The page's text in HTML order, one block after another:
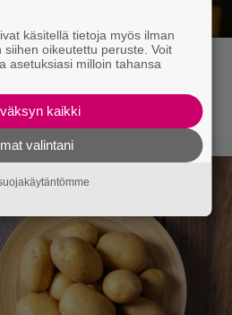
yhteen –
heille”
käsitellä tietoja myös ilman
oikeutettu peruste. Voit
asetuksiasi milloin tahansa
kaikki
valintani